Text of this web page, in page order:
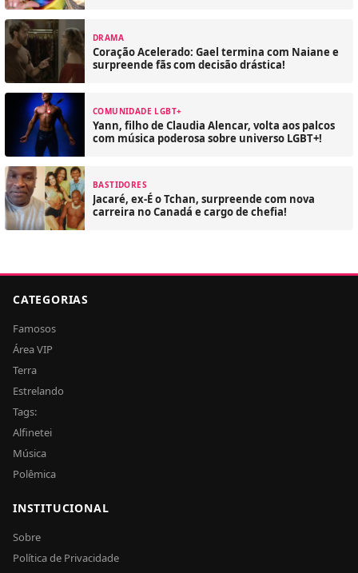
DRAMA
Coração Acelerado: Gael termina com Naiane e
surpreende fãs com decisão drástica!
COMUNIDADE LGBT+
Yann, filho de Claudia Alencar, volta aos palcos
com música poderosa sobre universo LGBT+!
BASTIDORES
Jacaré, ex-É o Tchan, surpreende com nova
carreira no Canadá e cargo de chefia!
CATEGORIAS
Famosos
Área VIP
Terra
Estrelando
Tags:
Alfinetei
Música
Polêmica
INSTITUCIONAL
Sobre
Política de Privacidade